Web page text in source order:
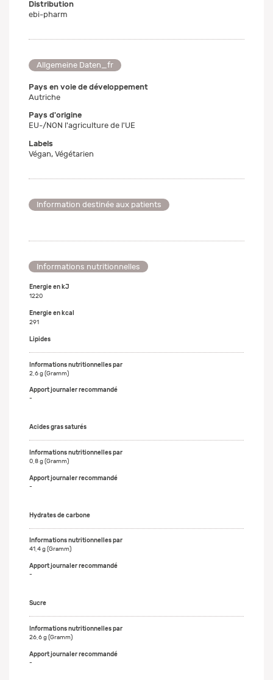
Distribution
ebi-pharm
Allgemeine Daten_fr
Pays en voie de développement
Autriche
Pays d'origine
EU-/NON l'agriculture de l'UE
Labels
Végan, Végétarien
Information destinée aux patients
Informations nutritionnelles
Energie en kJ
1220
Energie en kcal
291
Lipides
2,6 g (Gramm)
-
Acides gras saturés
0,8 g (Gramm)
-
Hydrates de carbone
41,4 g (Gramm)
-
Sucre
26,6 g (Gramm)
-